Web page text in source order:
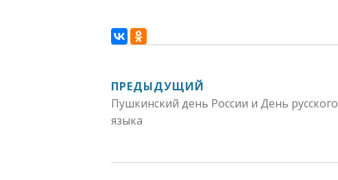
НАВИГАЦИЯ
ПО
ПРЕДЫДУЩИЙ
Пушкинский день России и День русского
языка